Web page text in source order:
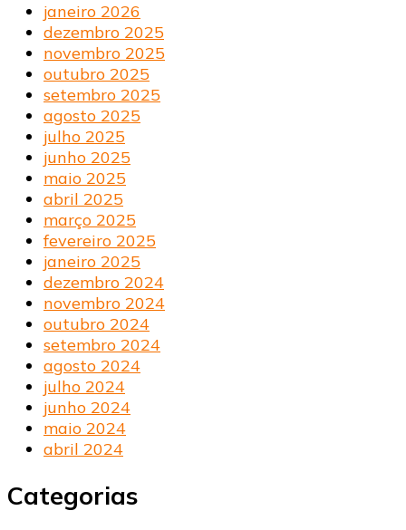
janeiro 2026
dezembro 2025
novembro 2025
outubro 2025
setembro 2025
agosto 2025
julho 2025
junho 2025
maio 2025
abril 2025
março 2025
fevereiro 2025
janeiro 2025
dezembro 2024
novembro 2024
outubro 2024
setembro 2024
agosto 2024
julho 2024
junho 2024
maio 2024
abril 2024
Categorias